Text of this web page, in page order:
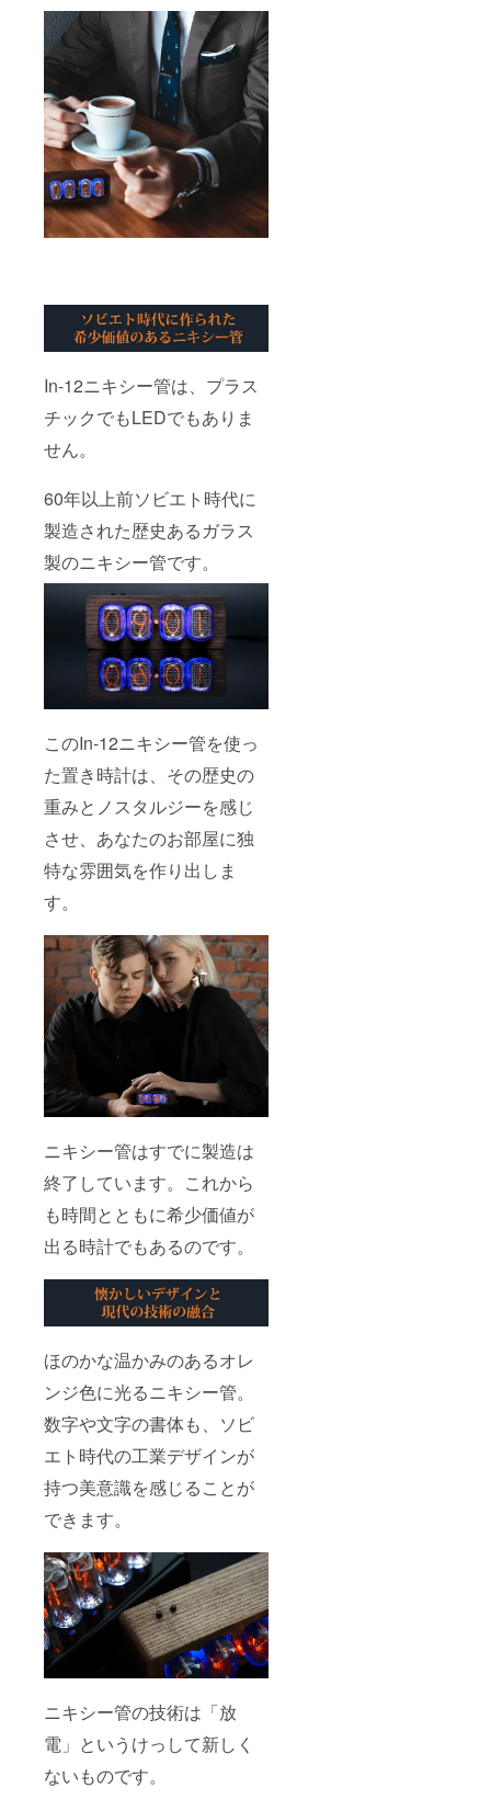
In-12ニキシー管は、プラス
チックでもLEDでもありま
せん。
60年以上前ソビエト時代に
製造された歴史あるガラス
製のニキシー管です。
このIn-12ニキシー管を使っ
た置き時計は、その歴史の
重みとノスタルジーを感じ
させ、あなたのお部屋に独
特な雰囲気を作り出しま
す。
ニキシー管はすでに製造は
終了しています。これから
も時間とともに希少価値が
出る時計でもあるのです。
ほのかな温かみのあるオレ
ンジ色に光るニキシー管。
数字や文字の書体も、ソビ
エト時代の工業デザインが
持つ美意識を感じることが
できます。
ニキシー管の技術は「放
電」というけっして新しく
ないものです。